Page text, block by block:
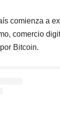
comienza a
comercio
Bitcoin.